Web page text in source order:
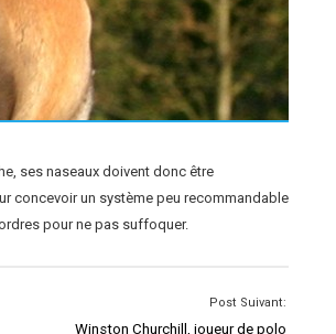
ses naseaux doivent donc être
concevoir un système peu recommandable
pour ne pas suffoquer.
Post Suivant:
Winston Churchill, joueur de polo